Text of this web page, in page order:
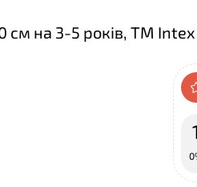
см на 3-5 років, ТМ Intex